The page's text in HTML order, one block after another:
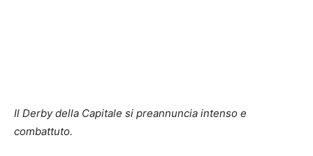
Il Derby della Capitale si preannuncia intenso e
combattuto.